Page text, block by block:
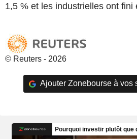
1,5 % et les industrielles ont fini
© Reuters - 2026
Ajouter Zonebourse à vos